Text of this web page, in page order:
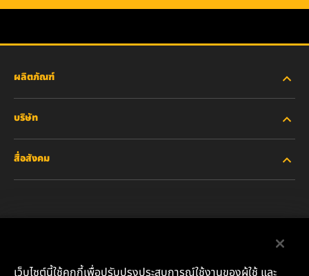
ผลิตภัณฑ์
รถยนต์ส่วนบุคคลและรถบรรทุกงานเบา
บริษัท
สื่อสังคม
เว็บไซต์นี้ใช้คุกกี้เพื่อปรับปรุงประสบการณ์ใช้งานของผู้ใช้ และ